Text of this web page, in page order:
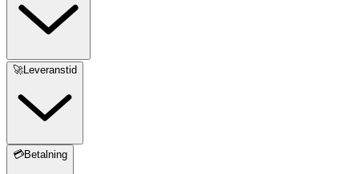
🚀Leveranstid
💳Betalning